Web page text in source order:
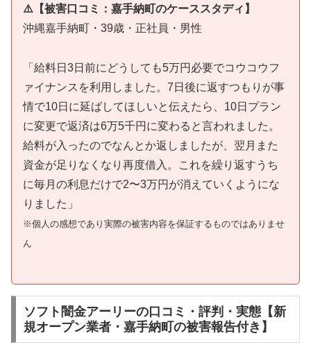
⚠️【被害口コミ：嘉手納町のケーススタディ】
沖縄嘉手納町・39歳・正社員・男性
「給料日3日前にどうしても5万円必要でコウコウフ
ァイナンスを利用しました。7日後に返すつもりが事
情で10日に延ばしてほしいと伝えたら、10日プラン
に変更で返済は6万5千円に変わると言われました。
給料が入ったのでなんとか返しましたが、翌月また
資金が足りなくなり再度借入。これを繰り返すうち
に毎月の利息だけで2〜3万円が消えていくようにな
りました」
※個人の感想であり実際の被害内容を保証するものではありませ
ん
ソフト闇金アーリーの口コミ・評判・実態【新
規オープン業者・嘉手納町の被害報告付き】